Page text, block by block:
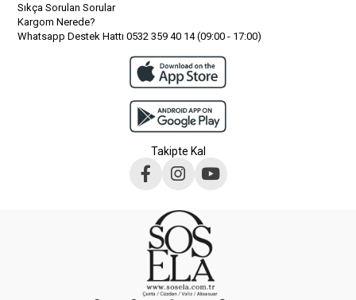
Sıkça Sorulan Sorular
Kargom Nerede?
Whatsapp Destek Hattı 0532 359 40 14 (09:00 - 17:00)
Takipte Kal